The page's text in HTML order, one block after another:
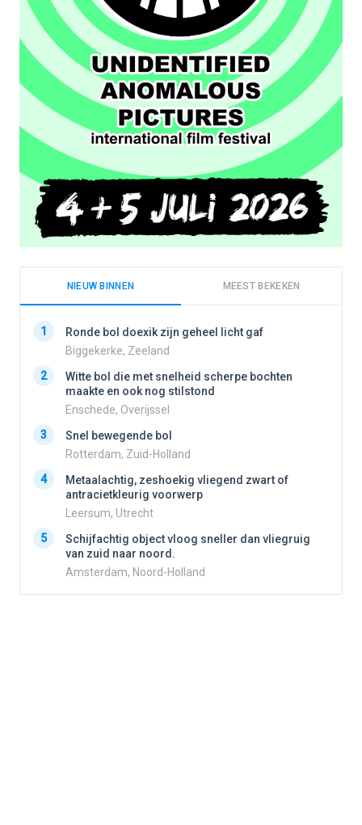
NIEUW BINNEN MEEST BEKEKEN
1
Ronde bol doexik zijn geheel licht gaf
Biggekerke, Zeeland
2
Witte bol die met snelheid scherpe bochten
maakte en ook nog stilstond
Enschede, Overijssel
3
Snel bewegende bol
Rotterdam, Zuid-Holland
4
Metaalachtig, zeshoekig vliegend zwart of
antracietkleurig voorwerp
Leersum, Utrecht
5
Schijfachtig object vloog sneller dan vliegruig
van zuid naar noord.
Amsterdam, Noord-Holland